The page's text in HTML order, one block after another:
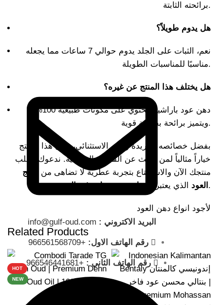
برائحته الثابتة.
هل يدوم طويلاً؟
نعم، الثبات على الجلد يدوم حوالي 7 ساعات مما يجعله
مناسبًا للمناسبات الطويلة.
هل يختلف هذا المنتج عن غيره؟
دهن عود باراشين يحتوي على مكونات طبيعية 100%
ويتميز برائحة بخورية قوية.
بفضل خصائصه الفريدة وثباته الاستثنائي، يظل هذا المنتج
خياراً مثالياً لمن يبحث عن الفخامة الحقيقية. ندعوك لطلب
منتجك الآن والاستمتاع بتجربة عطرية لا تضاهى من
خليج
العود الذي يعتبر أفضل متجر عطور في السعودية .
لأجود انواع دهن العود
Related Products
-34%
HOT
NEW
-43%
البريد الاكتروني :
رقم الهاتف الاول: +966561568709
رقم الهاتف الثاني : +966546441681